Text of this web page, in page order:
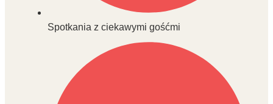
Spotkania z ciekawymi gośćmi